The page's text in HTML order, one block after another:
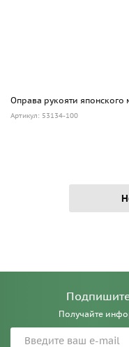
Оправа рукояти японского
Артикул: 53134-100
Получайте